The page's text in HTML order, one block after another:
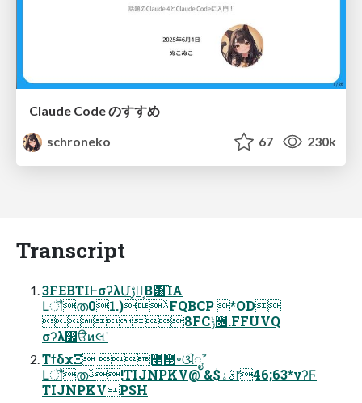
Claude Code のすすめ
schroneko
67 230k
Transcript
3FEBTIͰσʔλՄࢹԽ͔Β͸͡ΊΑ͏
Լॏതࢿ(.01FQBCP *OD
8FCݱ৔.FFUVQ
σʔλ෼ੳͦͷલʹ
ΤϯδχΞ ೥౓৽ଔೖࣾ
Լॏതࢿ!TIJNPKV@ &$ࣄۀ෦46;63*νʔϜ
TIJNPKVPSH